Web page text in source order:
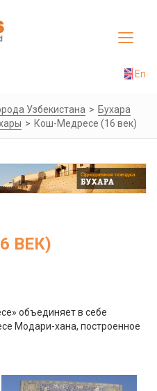
Toggle
En
Узбекистана
Бухара
Кош-Медресе (16 век)
ВЕК)
объединяет в себе
Модари-хана, построенное